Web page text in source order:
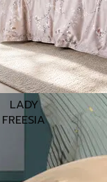
LADY
FREESIA